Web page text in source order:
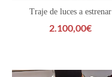
Traje de luces a estrenar
2.100,00€